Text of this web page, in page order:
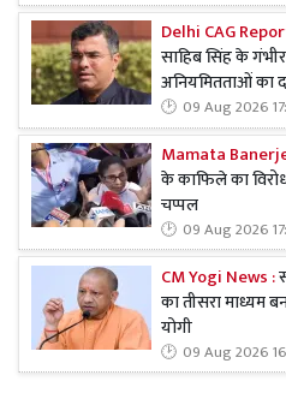
Delhi CAG
साहिब सिंह के
अनियमितताओं का
09 Aug 2026
Mamata
के काफिले का
चप्पल
09 Aug 2026
CM Yogi News :
का तीसरा माध्यम
योगी
09 Aug 2026